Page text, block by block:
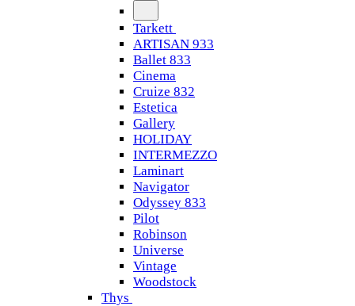
Tarkett
ARTISAN 933
Ballet 833
Cinema
Cruize 832
Estetica
Gallery
HOLIDAY
INTERMEZZO
Laminart
Navigator
Odyssey 833
Pilot
Robinson
Universe
Vintage
Woodstock
Thys